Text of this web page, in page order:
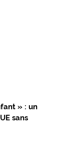
» : un
sans